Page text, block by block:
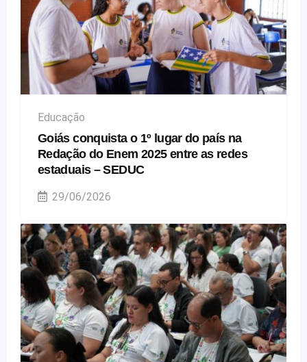
Educação
Goiás conquista o 1º lugar do país na
Redação do Enem 2025 entre as redes
estaduais – SEDUC
29/06/2026